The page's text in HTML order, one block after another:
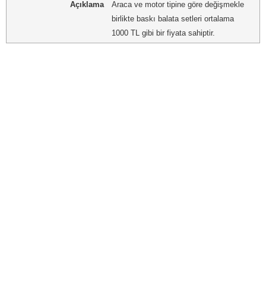
Açıklama
Araca ve motor tipine göre değişmekle
birlikte baskı balata setleri ortalama
1000 TL gibi bir fiyata sahiptir.